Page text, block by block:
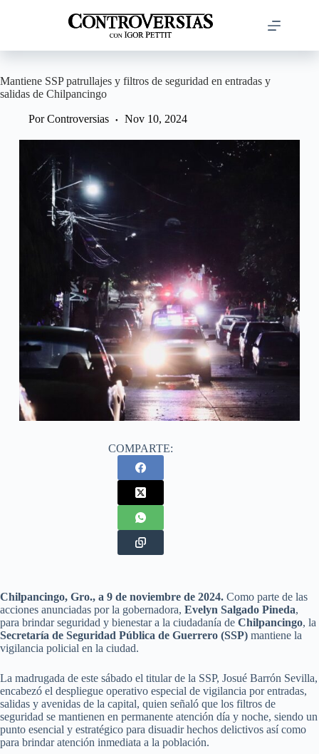
Mantiene SSP patrullajes y filtros de seguridad en entradas y
salidas de Chilpancingo
Por Controversias Nov 10, 2024
COMPARTE:
Chilpancingo, Gro., a 9 de noviembre de 2024. Como parte de las
acciones anunciadas por la gobernadora, Evelyn Salgado Pineda,
para brindar seguridad y bienestar a la ciudadanía de Chilpancingo, la
Secretaría de Seguridad Pública de Guerrero (SSP) mantiene la
vigilancia policial en la ciudad.
La madrugada de este sábado el titular de la SSP, Josué Barrón Sevilla,
encabezó el despliegue operativo especial de vigilancia por entradas,
salidas y avenidas de la capital, quien señaló que los filtros de
seguridad se mantienen en permanente atención día y noche, siendo un
punto esencial y estratégico para disuadir hechos delictivos así como
para brindar atención inmediata a la población.